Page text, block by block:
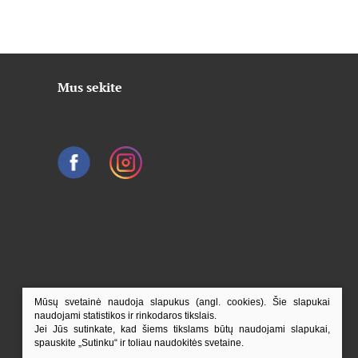
Mus sekite
Mūsų svetainė naudoja slapukus (angl. cookies). Šie slapukai
naudojami statistikos ir rinkodaros tikslais.
Jei Jūs sutinkate, kad šiems tikslams būtų naudojami slapukai,
spauskite „Sutinku“ ir toliau naudokitės svetaine.